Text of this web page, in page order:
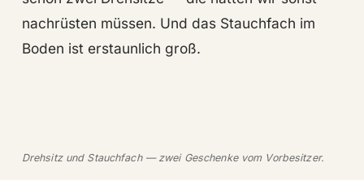
nachrüsten müssen. Und das Stauchfach im
Boden ist erstaunlich groß.
Drehsitz und Stauchfach — zwei Geschenke vom Vorbesitzer.